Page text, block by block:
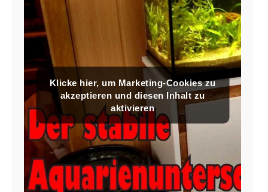
Klicke hier, um Marketing-Cookies zu
akzeptieren und diesen Inhalt zu
aktivieren